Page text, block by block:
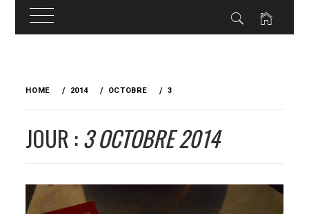
HOME 2014 OCTOBRE 3
JOUR :3 OCTOBRE 2014